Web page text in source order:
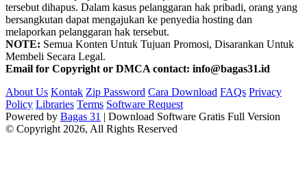
tersebut dihapus. Dalam kasus pelanggaran hak pribadi, orang yang
bersangkutan dapat mengajukan ke penyedia hosting dan
melaporkan pelanggaran hak tersebut.
NOTE: Semua Konten Untuk Tujuan Promosi, Disarankan Untuk
Membeli Secara Legal.
Email for Copyright or DMCA contact: info@bagas31.id
About Us Kontak Zip Password Cara Download FAQs Privacy
Policy Libraries Terms Software Request
Powered by Bagas 31 | Download Software Gratis Full Version
© Copyright 2026, All Rights Reserved